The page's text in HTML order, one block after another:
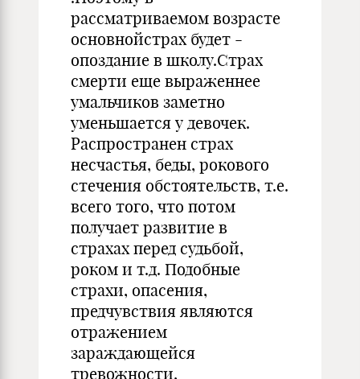
рассматриваемом возрасте
основнойстрах будет -
опоздание в школу.Страх
смерти еще выраженнее
умальчиков заметно
уменьшается у девочек.
Распространен страх
несчастья, беды, рокового
стечения обстоятельств, т.е.
всего того, что потом
получает развитие в
страхах перед судьбой,
роком и т.д. Подобные
страхи, опасения,
предчувствия являются
отражением
зараждающейся
тревожности,